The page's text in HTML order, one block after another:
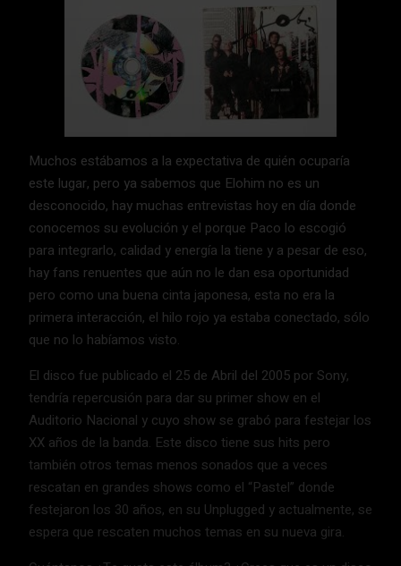
Muchos estábamos a la expectativa de quién ocuparía
este lugar, pero ya sabemos que Elohim no es un
desconocido, hay muchas entrevistas hoy en día donde
conocemos su evolución y el porque Paco lo escogió
para integrarlo, calidad y energía la tiene y a pesar de eso,
hay fans renuentes que aún no le dan esa oportunidad
pero como una buena cinta japonesa, esta no era la
primera interacción, el hilo rojo ya estaba conectado, sólo
que no lo habíamos visto.
El disco fue publicado el 25 de Abril del 2005 por Sony,
tendría repercusión para dar su primer show en el
Auditorio Nacional y cuyo show se grabó para festejar los
XX años de la banda. Este disco tiene sus hits pero
también otros temas menos sonados que a veces
rescatan en grandes shows como el “Pastel” donde
festejaron los 30 años, en su Unplugged y actualmente, se
espera que rescaten muchos temas en su nueva gira.